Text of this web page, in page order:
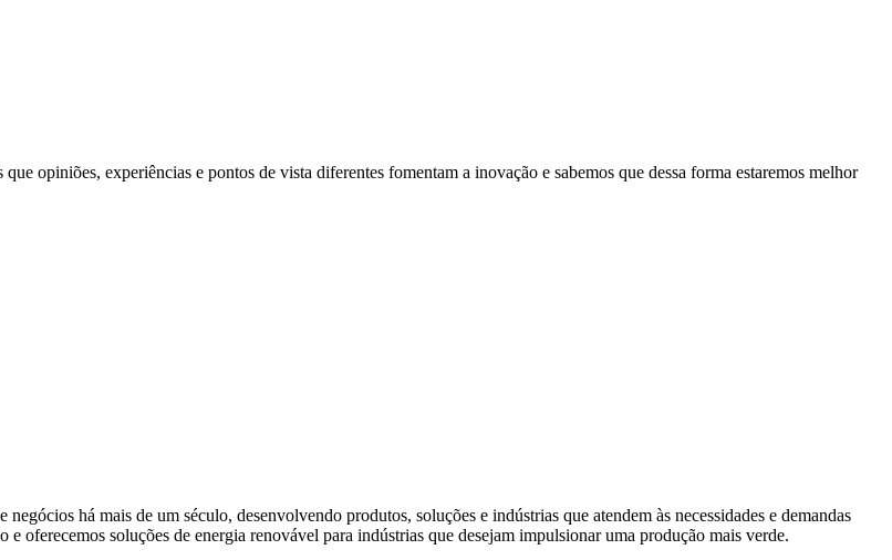
opiniões, experiências e pontos de vista diferentes fomentam a inovação e sabemos que dessa forma estaremos melhor
há mais de um século, desenvolvendo produtos, soluções e indústrias que atendem às necessidades e demandas
oferecemos soluções de energia renovável para indústrias que desejam impulsionar uma produção mais verde.